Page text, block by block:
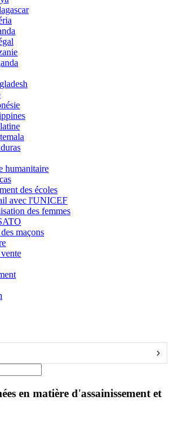
humanitaire
des écoles
avec l'UNICEF
des femmes
maçons
en matière d'assainissement et